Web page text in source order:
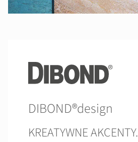
DIBOND®design
KREATYWNE AKCENTY.